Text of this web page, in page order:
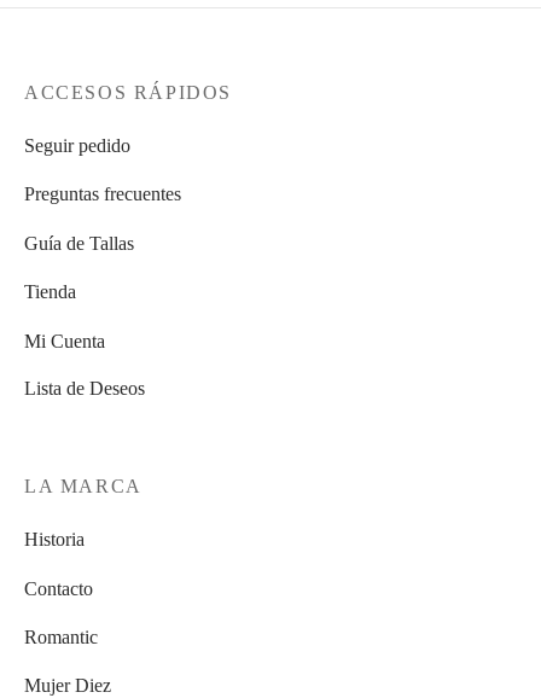
ACCESOS RÁPIDOS
Seguir pedido
Preguntas frecuentes
Guía de Tallas
Tienda
Mi Cuenta
Lista de Deseos
LA MARCA
Historia
Contacto
Romantic
Mujer Diez